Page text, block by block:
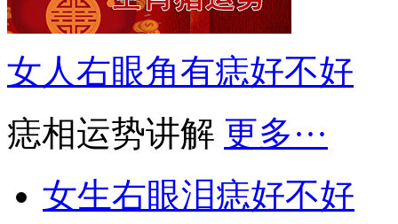
女人右眼角有痣好不好
痣相运势讲解 更多···
女生右眼泪痣好不好